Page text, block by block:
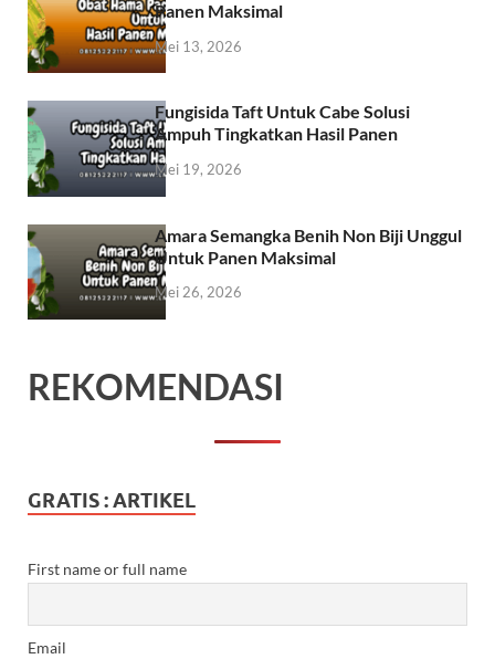
Panen Maksimal
Mei 13, 2026
Fungisida Taft Untuk Cabe Solusi
Ampuh Tingkatkan Hasil Panen
Mei 19, 2026
Amara Semangka Benih Non Biji Unggul
Untuk Panen Maksimal
Mei 26, 2026
REKOMENDASI
GRATIS : ARTIKEL
First name or full name
Email